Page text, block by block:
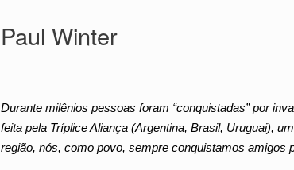
Paul Winter
Durante milênios pessoas foram “conquistadas” por
feita pela Tríplice Aliança (Argentina, Brasil, Uruguai),
região, nós, como povo, sempre conquistamos amigos